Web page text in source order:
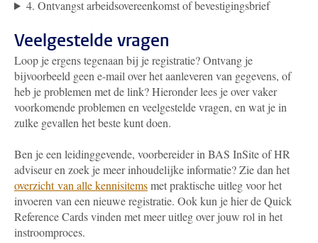
4. Ontvangst arbeidsovereenkomst of bevestigingsbrief
Veelgestelde vragen
Loop je ergens tegenaan bij je registratie? Ontvang je
bijvoorbeeld geen e-mail over het aanleveren van gegevens, of
heb je problemen met de link? Hieronder lees je over vaker
voorkomende problemen en veelgestelde vragen, en wat je in
zulke gevallen het beste kunt doen.
Ben je een leidinggevende, voorbereider in BAS InSite of HR
adviseur en zoek je meer inhoudelijke informatie? Zie dan het
overzicht van alle kennisitemsmet praktische uitleg voor het
invoeren van een nieuwe registratie. Ook kun je hier de Quick
Reference Cards vinden met meer uitleg over jouw rol in het
instroomproces.